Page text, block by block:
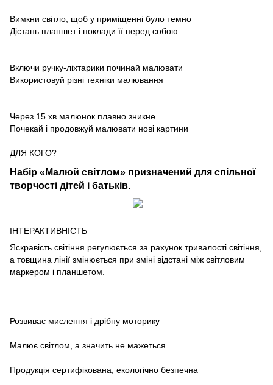
Вимкни світло, щоб у приміщенні було темно
Дістань планшет і поклади її перед собою
Включи ручку-ліхтарики починай малювати
Використовуй різні техніки малювання
Через 15 хв малюнок плавно зникне
Почекай і продовжуй малювати нові картини
ДЛЯ КОГО?
Набір «Малюй світлом» призначений для спільної
творчості дітей і батьків.
ІНТЕРАКТИВНІСТЬ
Яскравість світіння регулюється за рахунок тривалості світіння,
а товщина лінії змінюється при зміні відстані між світловим
маркером і планшетом.
Розвиває мислення і дрібну моторику
Малює світлом, а значить не мажеться
Продукція сертифікована, екологічно безпечна